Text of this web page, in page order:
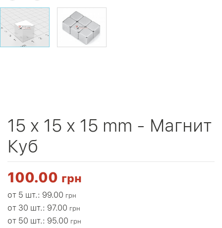
15 x 15 x 15 mm - Магнит
Куб
100.00 грн
от 5 шт.: 99.00 грн
от 30 шт.: 97.00 грн
от 50 шт.: 95.00 грн